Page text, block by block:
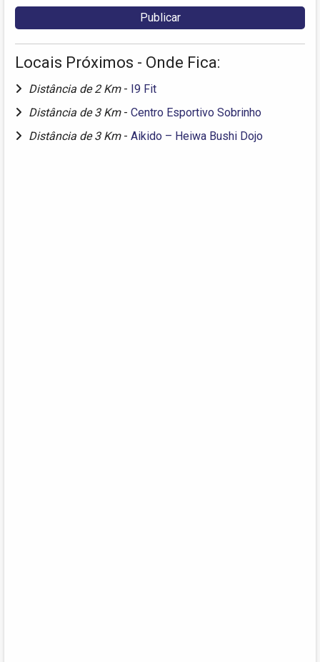
Locais Próximos - Onde Fica:
Distância de 2 Km - I9 Fit
Distância de 3 Km - Centro Esportivo Sobrinho
Distância de 3 Km - Aikido – Heiwa Bushi Dojo